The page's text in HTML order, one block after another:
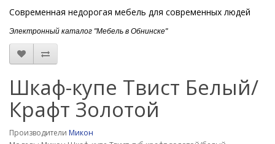
Современная недорогая мебель для современных людей
Электронный каталог "Мебель в Обнинске"
Шкаф-купе Твист Белый/
Крафт Золотой
Производители Микон